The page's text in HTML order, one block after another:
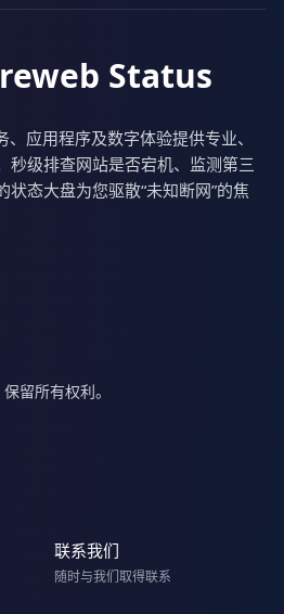
Status
应用程序及数字体验提供专业、
秒级排查网站是否宕机、监测第三
态大盘为您驱散“未知断网”的焦
留所有权利。
联系我们
随时与我们取得联系